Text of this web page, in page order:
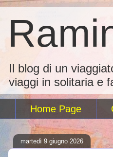
Il blog di un
viaggi in solitaria e
Home Page
martedì 9 giugno 2026